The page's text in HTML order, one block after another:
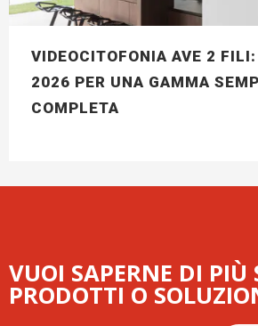
VIDEOCITOFONIA AVE 2
2026 PER UNA GAMMA
COMPLETA
VUOI SAPERNE DI PIÙ
PRODOTTI O